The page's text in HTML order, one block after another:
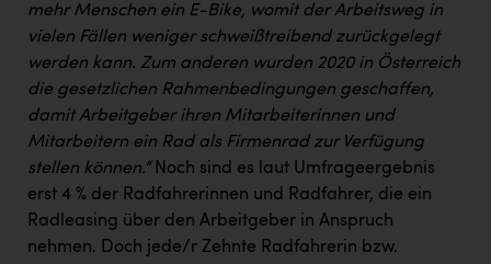
mehr Menschen ein E-Bike, womit der Arbeitsweg in
vielen Fällen weniger schweißtreibend zurückgelegt
werden kann. Zum anderen wurden 2020 in Österreich
die gesetzlichen Rahmenbedingungen geschaffen,
damit Arbeitgeber ihren Mitarbeiterinnen und
Mitarbeitern ein Rad als Firmenrad zur Verfügung
stellen können.“ Noch sind es laut Umfrageergebnis
erst 4 % der Radfahrerinnen und Radfahrer, die ein
Radleasing über den Arbeitgeber in Anspruch
nehmen. Doch jede/r Zehnte Radfahrerin bzw.